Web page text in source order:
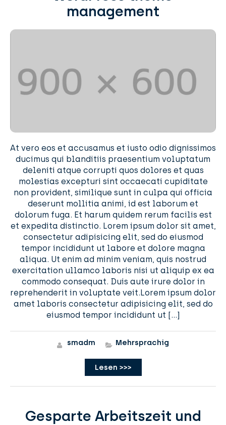
management
At vero eos et accusamus et iusto odio dignissimos
ducimus qui blanditiis praesentium voluptatum
deleniti atque corrupti quos dolores et quas
molestias excepturi sint occaecati cupiditate
non provident, similique sunt in culpa qui officia
deserunt mollitia animi, id est laborum et
dolorum fuga. Et harum quidem rerum facilis est
et expedita distinctio. Lorem ipsum dolor sit amet,
consectetur adipisicing elit, sed do eiusmod
tempor incididunt ut labore et dolore magna
aliqua. Ut enim ad minim veniam, quis nostrud
exercitation ullamco laboris nisi ut aliquip ex ea
commodo consequat. Duis aute irure dolor in
reprehenderit in voluptate veit.Lorem ipsum dolor
amet laboris consectetur adipisicing elit, sed do
eiusmod tempor incididunt ut […]
smadm Mehrsprachig
Lesen >>>
Gesparte Arbeitszeit und